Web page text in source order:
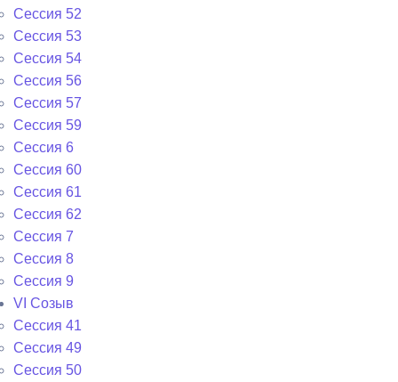
Сессия 52
Сессия 53
Сессия 54
Сессия 56
Сессия 57
Сессия 59
Сессия 6
Сессия 60
Сессия 61
Сессия 62
Сессия 7
Сессия 8
Сессия 9
VI Cозыв
Cессия 41
Cессия 49
Cессия 50